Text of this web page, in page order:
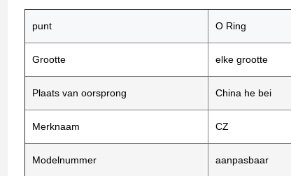
punt O Ring
Grootte elke grootte
Plaats van oorsprong China he bei
Merknaam CZ
Modelnummer aanpasbaar